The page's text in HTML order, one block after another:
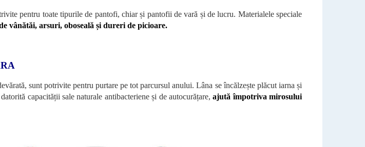
pentru toate tipurile de pantofi, chiar și pantofii de vară și de lucru. Materialele speciale
vânătăi, arsuri, oboseală și dureri de picioare.
sunt potrivite pentru purtare pe tot parcursul anului. Lâna se încălzește plăcut iarna și
capacității sale naturale antibacteriene și de autocurățare,ajută împotriva mirosului